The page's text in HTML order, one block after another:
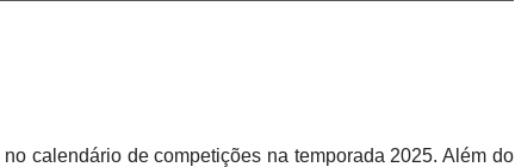
calendário de competições na temporada 2025. Além do